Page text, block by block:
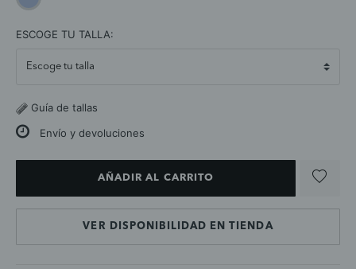
ESCOGE TU TALLA:
Guía de tallas
Envío y devoluciones
AÑADIR AL CARRITO
VER DISPONIBILIDAD EN TIENDA